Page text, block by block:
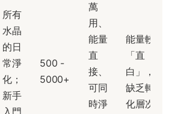
所有
水晶
的日
常淨
化；
新手
500 -
5000+
萬
用、
能量
直
接、
可同
時淨
能量較
「直
白」，
缺乏轉
化層次